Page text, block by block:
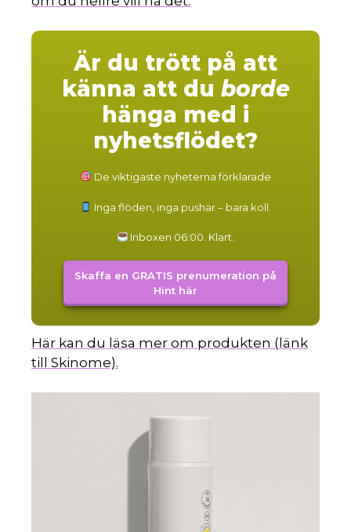
Är du trött på att
känna att du borde
hänga med i
nyhetsflödet?
De viktigaste nyheterna förklarade
Inga flöden, inga pushar – bara koll.
Inboxen 06:00. Klart.
Skaffa en GRATIS prenumeration på
Hint här
Här kan du läsa mer om produkten (länk
till Skinome).